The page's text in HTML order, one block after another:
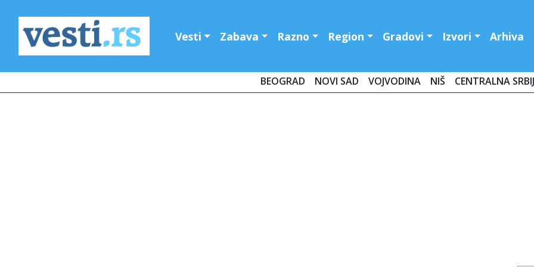
Vesti Zabava Razno Region Gradovi Izvori Arhiva
BEOGRAD NOVI SAD VOJVODINA NIŠ CENTRALNA